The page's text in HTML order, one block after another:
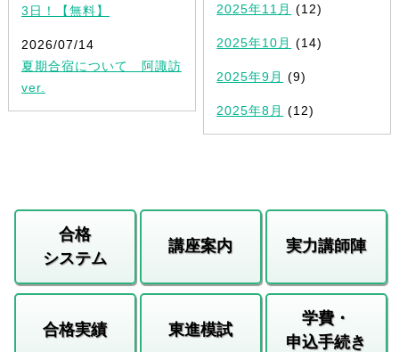
3日！【無料】
2026/07/14
夏期合宿について 阿諏訪
ver.
2025年11月 (12)
2025年10月 (14)
2025年9月 (9)
2025年8月 (12)
合格
システム
講座案内 実力講師陣
合格実績 東進模試
学費・
申込手続き